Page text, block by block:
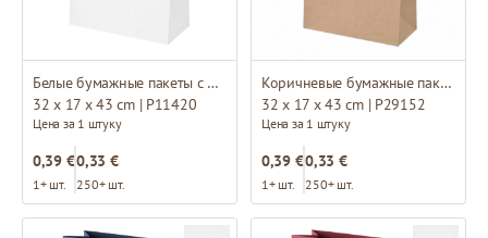
Белые бумажные пакеты с плоскими ручками
32 x 17 x 43 cm | P11420
Цена за 1 штуку
0,39 €
1+ шт.
0,33 €
250+ шт.
Коричневые бумажные пакеты с плоскими ручками из переработанной бумаги
32 x 17 x 43 cm | P29152
Цена за 1 штуку
0,39 €
1+ шт.
0,33 €
250+ шт.